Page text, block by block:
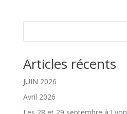
Articles récents
JUIN 2026
Avril 2026